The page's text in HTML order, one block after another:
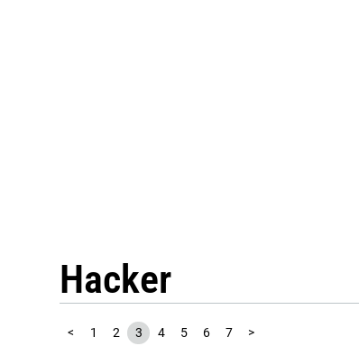
Hacker
< 1 2 3 4 5 6 7 >